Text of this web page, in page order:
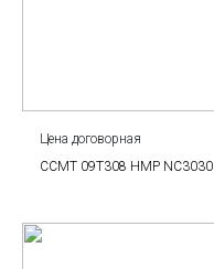
Цена договорная
CCMT 09T308 HMP NC3030